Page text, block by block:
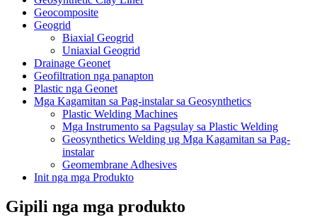
Geocomposite
Geogrid
Biaxial Geogrid
Uniaxial Geogrid
Drainage Geonet
Geofiltration nga panapton
Plastic nga Geonet
Mga Kagamitan sa Pag-instalar sa Geosynthetics
Plastic Welding Machines
Mga Instrumento sa Pagsulay sa Plastic Welding
Geosynthetics Welding ug Mga Kagamitan sa Pag-
instalar
Geomembrane Adhesives
Init nga mga Produkto
Gipili nga mga produkto